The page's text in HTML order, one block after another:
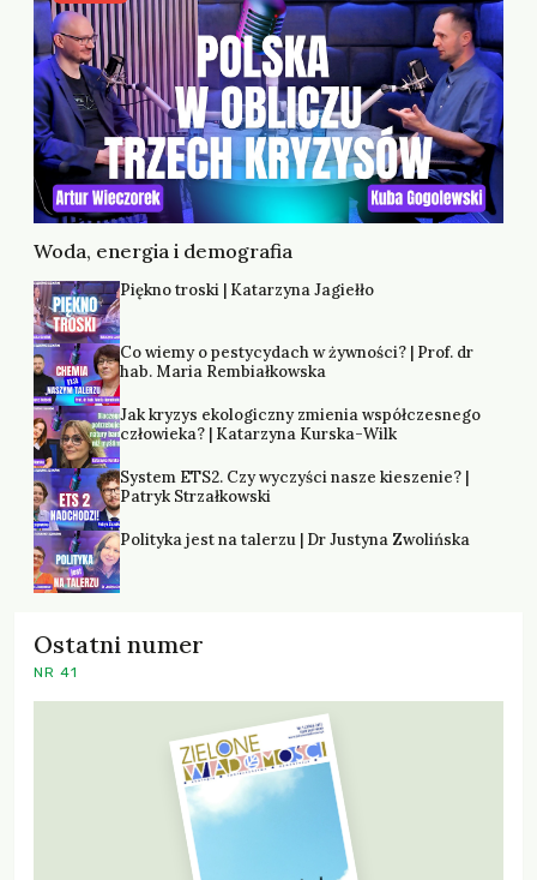
Woda, energia i demografia
Piękno troski | Katarzyna Jagiełło
Co wiemy o pestycydach w żywności? | Prof. dr
hab. Maria Rembiałkowska
Jak kryzys ekologiczny zmienia współczesnego
człowieka? | Katarzyna Kurska-Wilk
System ETS2. Czy wyczyści nasze kieszenie? |
Patryk Strzałkowski
Polityka jest na talerzu | Dr Justyna Zwolińska
Ostatni numer
NR 41